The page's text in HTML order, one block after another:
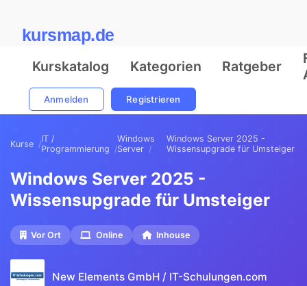
kursmap.de
Kurskatalog Kategorien Ratgeber
Anmelden Registrieren
Kurse
IT /
Programmierung
Windows
Server
Windows Server 2025 -
Wissensupgrade für Umsteiger
Windows Server 2025 -
Wissensupgrade für Umsteiger
Vor Ort Online Inhouse
New Elements GmbH / IT-Schulungen.com